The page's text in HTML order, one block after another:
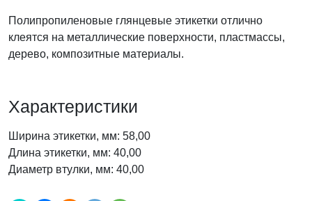
Полипропиленовые глянцевые этикетки отлично
клеятся на металлические поверхности, пластмассы,
дерево, композитные материалы.
Характеристики
Ширина этикетки, мм: 58,00
Длина этикетки, мм: 40,00
Диаметр втулки, мм: 40,00